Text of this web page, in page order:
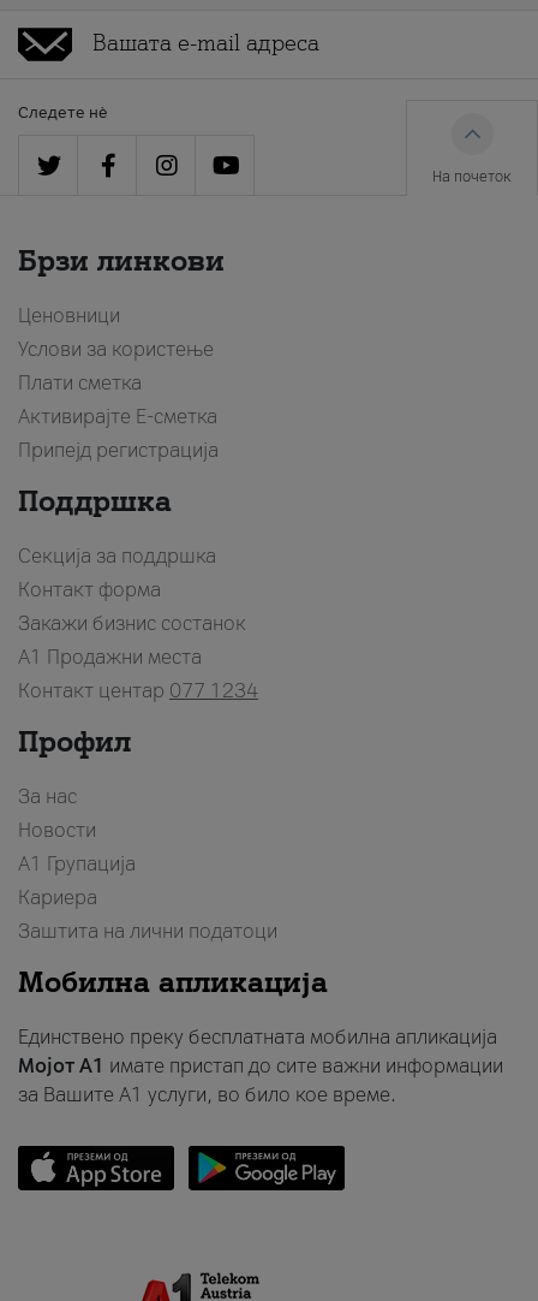
Следете нè
На почеток
Брзи линкови
Ценовници
Услови за користење
Плати сметка
Активирајте Е-сметка
Припејд регистрација
Поддршка
Секција за поддршка
Контакт форма
Закажи бизнис состанок
A1 Продажни места
Контакт центар 077 1234
Профил
За нас
Новости
А1 Групација
Кариера
Заштита на лични податоци
Мобилна апликација
Единствено преку бесплатната мобилна апликација
Мојот A1 имате пристап до сите важни информации
за Вашите A1 услуги, во било кое време.